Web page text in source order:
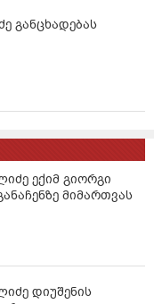
განცხადებას
ექიმ გიორგი
მიმართვას
დიუშენის